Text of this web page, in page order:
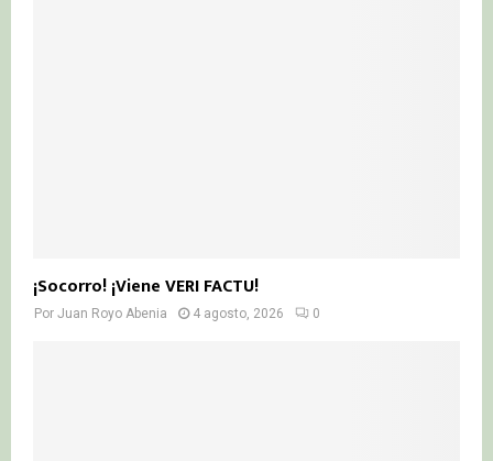
¡Socorro! ¡Viene VERI FACTU!
Por Juan Royo Abenia 4 agosto, 2026 0